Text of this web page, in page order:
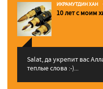
ИКРАМУТДИН ХАН
10 лет с моим
Salat, да укрепит вас
теплые слова :-)...